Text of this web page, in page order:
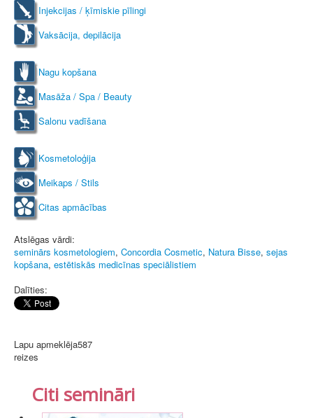
Injekcijas / ķīmiskie pīlingi
Vaksācija, depilācija
Nagu kopšana
Masāža / Spa / Beauty
Salonu vadīšana
Kosmetoloģija
Meikaps / Stils
Citas apmācības
Atslēgas vārdi:
seminārs kosmetologiem, Concordia Cosmetic, Natura Bisse, sejas
kopšana, estētiskās medicīnas speciālistiem
Dalīties:
Lapu apmeklēja587
reizes
Citi semināri